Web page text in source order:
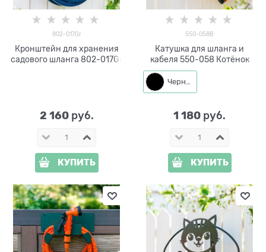
802-017Gr
Кронштейн для хранения
садового шланга 802-017Gr
2 160 руб.
КУПИТЬ
550-058B
Катушка для шланга и
кабеля 550-058 Котёнок
Черный
1 180 руб.
КУПИТЬ